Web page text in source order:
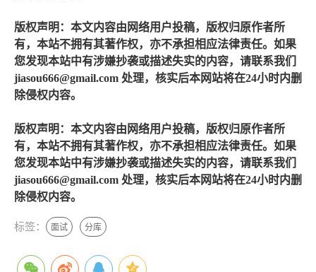
版权声明：本文内容由网络用户投稿，版权归原作者所
有，本站不拥有其著作权，亦不承担相应法律责任。如果
您发现本站中有涉嫌抄袭或描述失实的内容，请联系我们
jiasou666@gmail.com 处理，核实后本网站将在24小时内删
除侵权内容。
版权声明：本文内容由网络用户投稿，版权归原作者所
有，本站不拥有其著作权，亦不承担相应法律责任。如果
您发现本站中有涉嫌抄袭或描述失实的内容，请联系我们
jiasou666@gmail.com 处理，核实后本网站将在24小时内删
除侵权内容。
标签： 面试 分库